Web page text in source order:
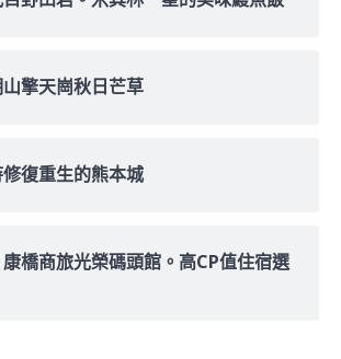
山擎天崗秋日芒草
修復重生的熊本城
康橋商旅光榮碼頭館。高CP值住宿選